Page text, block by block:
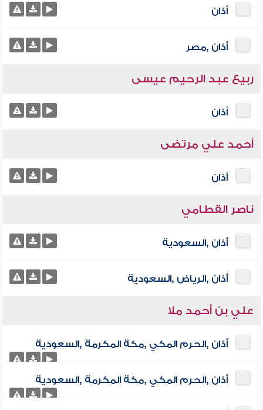
أذان
أذان ,مصر
ربيع عبد الرحيم عيسى
أذان
أحمد علي مرتضى
أذان
ناصر القطامي
أذان ,السعودية
أذان ,الرياض ,السعودية
علي بن أحمد ملا
أذان ,الحرم المكي ,مكة المكرمة ,السعودية
أذان ,الحرم المكي ,مكة المكرمة ,السعودية